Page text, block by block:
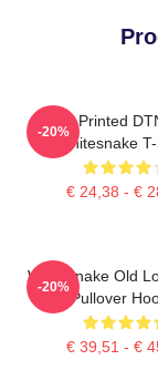
New Printed
Whitesnake
€ 24,38 - €
-20%
Whitesnake Old
Pullover
€ 39,51 - €
-20%